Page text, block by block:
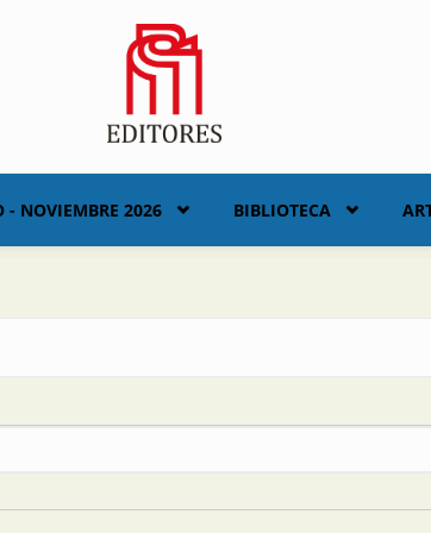
- NOVIEMBRE 2026 BIBLIOTECA